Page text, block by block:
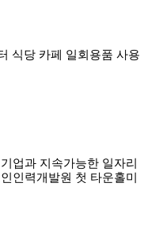
식당 카페 일회용품 사용
업과 지속가능한 일자리
인력개발원 첫 타운홀미